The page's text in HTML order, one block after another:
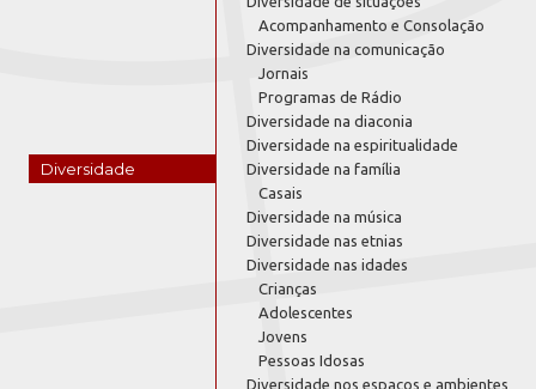
Diversidade
Acompanhamento e Consolação
Diversidade na comunicação
Jornais
Programas de Rádio
Diversidade na diaconia
Diversidade na espiritualidade
Diversidade na família
Casais
Diversidade na música
Diversidade nas etnias
Diversidade nas idades
Crianças
Adolescentes
Jovens
Pessoas Idosas
Diversidade nos espaços e ambientes